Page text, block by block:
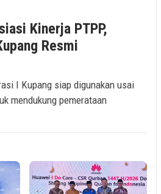
Kinerja PTPP,
Resmi
I Kupang siap digunakan usai
mendukung pemerataan